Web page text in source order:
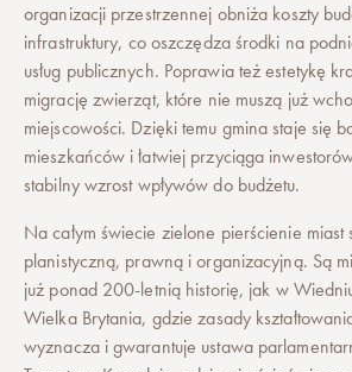
organizacji przestrzennej obniża koszty
infrastruktury, co oszczędza środki na
usług publicznych. Poprawia też estetykę
migrację zwierząt, które nie muszą już
miejscowości. Dzięki temu gmina staje się
mieszkańców i łatwiej przyciąga
stabilny wzrost wpływów do budżetu.
Na całym świecie zielone pierścienie miast
planistyczną, prawną i organizacyjną. Są
już ponad 200-letnią historię, jak w
Wielka Brytania, gdzie zasady
wyznacza i gwarantuje ustawa